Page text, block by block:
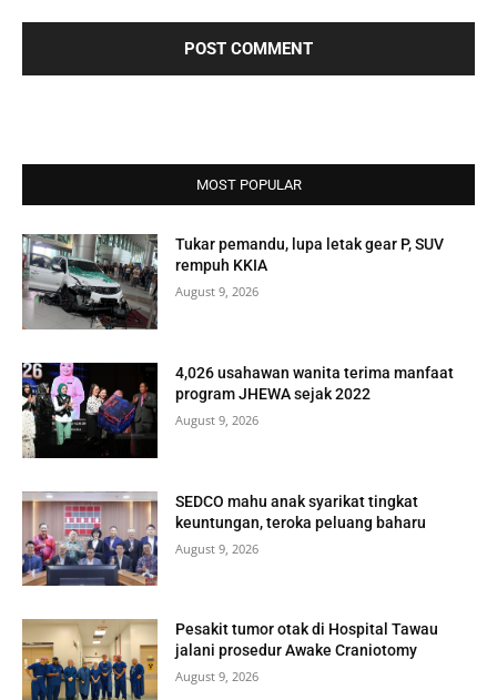
MOST POPULAR
Tukar pemandu, lupa letak gear P, SUV
rempuh KKIA
August 9, 2026
4,026 usahawan wanita terima manfaat
program JHEWA sejak 2022
August 9, 2026
SEDCO mahu anak syarikat tingkat
keuntungan, teroka peluang baharu
August 9, 2026
Pesakit tumor otak di Hospital Tawau
jalani prosedur Awake Craniotomy
August 9, 2026